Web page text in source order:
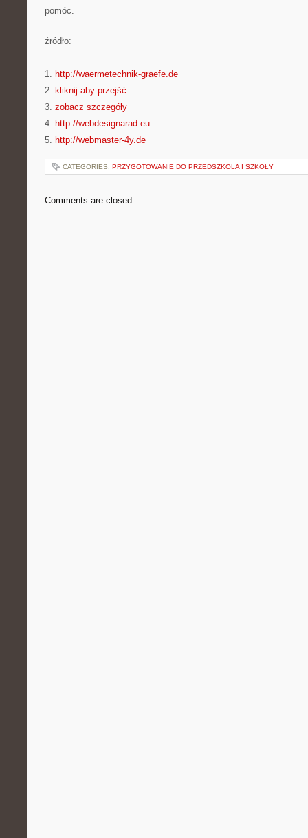
pomóc.
źródło:
———————————
1. http://waermetechnik-graefe.de
2. kliknij aby przejść
3. zobacz szczegóły
4. http://webdesignarad.eu
5. http://webmaster-4y.de
CATEGORIES: PRZYGOTOWANIE DO PRZEDSZKOLA I SZKOŁY
Comments are closed.